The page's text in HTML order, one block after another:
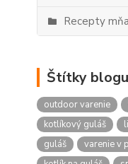
Recepty
Štítky blogu
outdoor varenie
kotlíkový guláš
guláš
varenie v